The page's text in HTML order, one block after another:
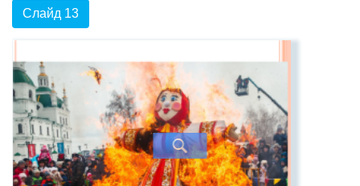
Слайд 13